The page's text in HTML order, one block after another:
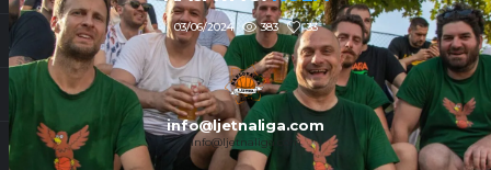
03/06/2024 383 33
info@ljetnaliga.com
info@ljetnaliga.com